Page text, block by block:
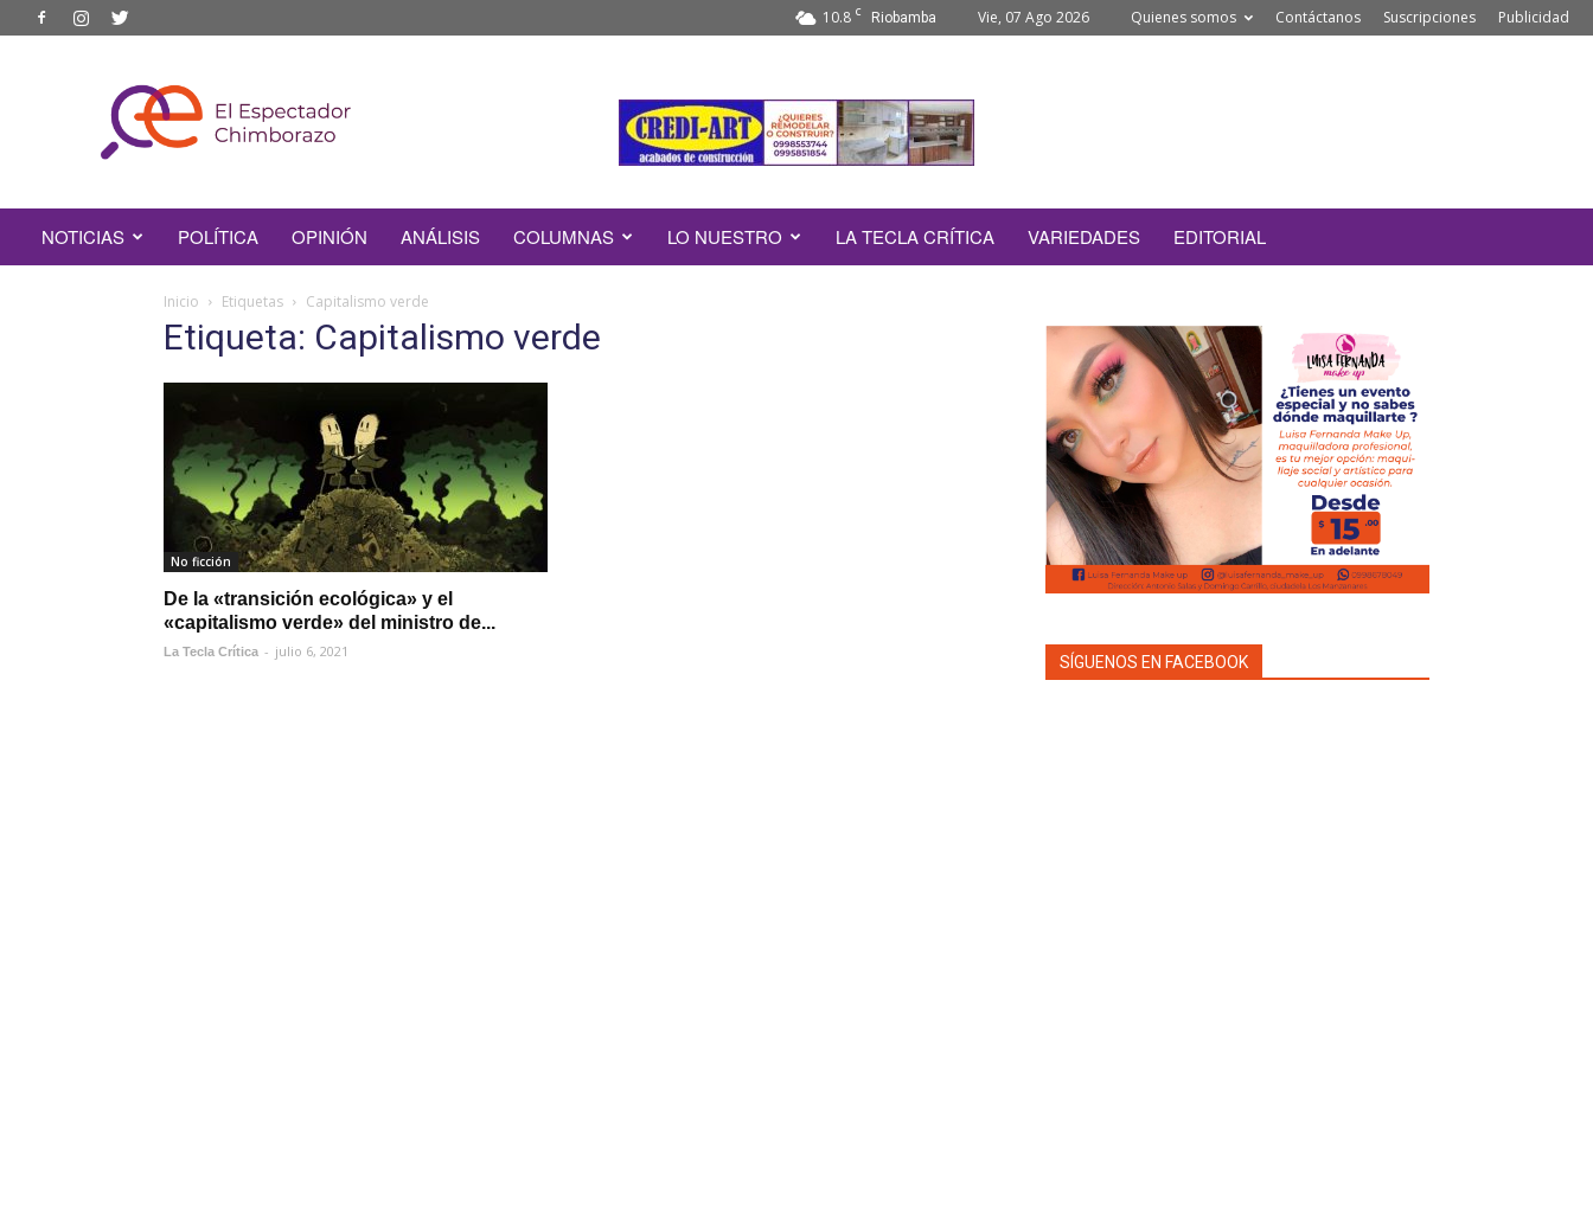
10.8 C Riobamba Vie, 07 Ago 2026 Quienes somos Contáctanos Suscripciones Publicidad
ESPECTADOR
CHIMBORAZO
NOTICIAS POLÍTICA OPINIÓN ANÁLISIS COLUMNAS LO NUESTRO LA TECLA CRÍTICA VARIEDADES EDITORIAL
Inicio Etiquetas Capitalismo verde
Etiqueta: Capitalismo verde
No ficción
De la «transición ecológica» y el
«capitalismo verde» del ministro de...
La Tecla Crítica - julio 6, 2021
SÍGUENOS EN FACEBOOK